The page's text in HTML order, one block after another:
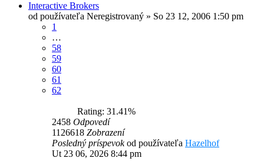
Interactive Brokers
od používateľa Neregistrovaný » So 23 12, 2006 1:50 pm
1
…
58
59
60
61
62
Rating: 31.41%
2458 Odpovedí
1126618 Zobrazení
Posledný príspevokod používateľa Hazelhof
Ut 23 06, 2026 8:44 pm